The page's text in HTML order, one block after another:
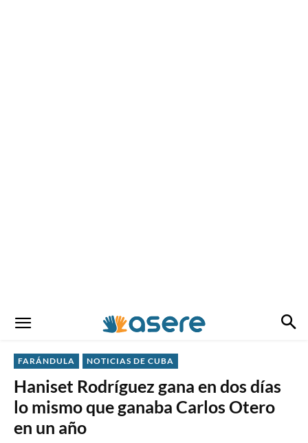
FARÁNDULA NOTICIAS DE CUBA
Haniset Rodríguez gana en dos días
lo mismo que ganaba Carlos Otero
en un año